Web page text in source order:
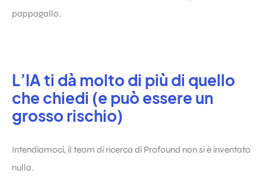
pappagallo.
L’IA ti dà molto di più di quello
che chiedi (e può essere un
grosso rischio)
Intendiamoci, il team di ricerca di Profound non si è inventato
nulla.